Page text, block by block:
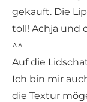
gekauft. Die
toll! Achja und
^^
Auf die
Ich bin mir
die Textur